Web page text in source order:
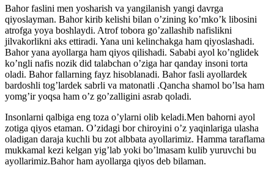
Bahor faslini men yosharish va yangilanish yangi davrga
qiyoslayman. Bahor kirib kelishi bilan o’zining ko’mko’k libosini
atrofga yoya boshlaydi. Atrof tobora go’zallashib nafislikni
jilvakorlikni aks ettiradi. Yana uni kelinchakga ham qiyoslashadi.
Bahor yana ayollarga ham qiyos qilishadi. Sababi ayol ko’nglidek
ko’ngli nafis nozik did talabchan o’ziga har qanday insoni torta
oladi. Bahor fallarning fayz hisoblanadi. Bahor fasli ayollardek
bardoshli tog’lardek sabrli va matonatli .Qancha shamol bo’lsa ham
yomg’ir yoqsa ham o’z go’zalligini asrab qoladi.
Insonlarni qalbiga eng toza o’ylarni olib keladi.Men bahorni ayol
zotiga qiyos etaman. O’zidagi bor chiroyini o’z yaqinlariga ulasha
oladigan daraja kuchli bu zot albbata ayollarimiz. Hamma taraflama
mukkamal kezi kelgan yig’lab yoki bo’lmasam kulib yuruvchi bu
ayollarimiz.Bahor ham ayollarga qiyos deb bilaman.